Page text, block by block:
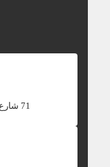
‎71 شارع محرم بك - محرم بك. الاسكندريه